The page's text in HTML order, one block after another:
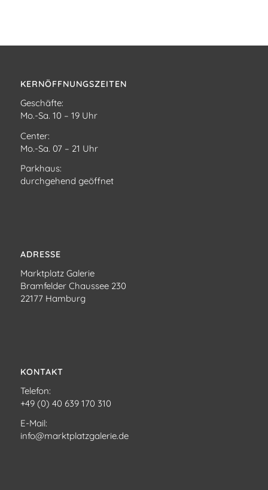
KERNÖFFNUNGSZEITEN
Geschäfte:
Mo.-Sa. 10 – 19 Uhr
Center:
Mo.-Sa. 07 – 21 Uhr
Parkhaus:
durchgehend geöffnet
ADRESSE
Marktplatz Galerie
Bramfelder Chaussee 230
22177 Hamburg
KONTAKT
Telefon:
+49 (0) 40 639 170 310
E-Mail:
info@marktplatzgalerie.de